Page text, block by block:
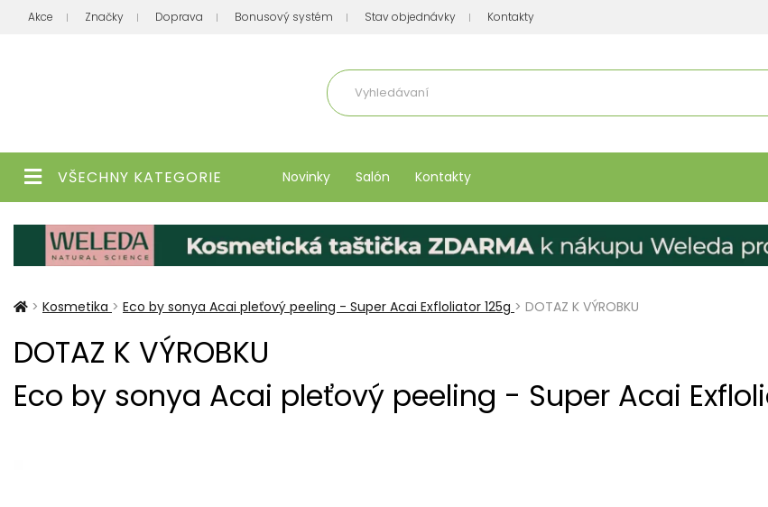
Akce Značky Doprava Bonusový systém Stav objednávky Kontakty
VŠECHNY KATEGORIE Novinky Salón Kontakty
> Kosmetika > Eco by sonya Acai pleťový peeling - Super Acai Exfloliator 125g > DOTAZ K VÝROBKU
DOTAZ K VÝROBKU
Eco by sonya Acai pleťový peeling - Super Acai